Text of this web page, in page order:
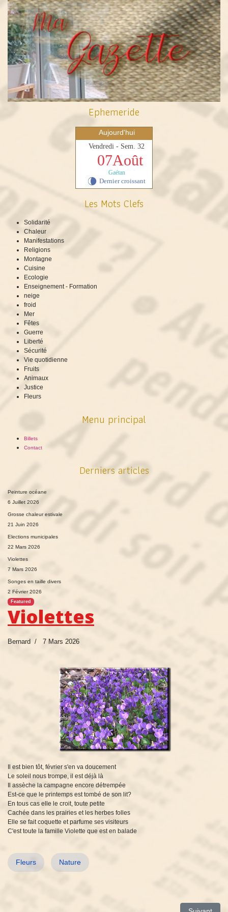
Ephemeride
Aujourd'hui
Vendredi - Sem. 32
07Août
Gaétan
V Dernier croissant
Les Mots Clefs
Solidarité
Chaleur
Manifestations
Religions
Montagne
Cuisine
Ecologie
Enseignement - Formation
neige
froid
Mer
Fêtes
Guerre
Liberté
Sécurité
Vie quotidienne
Fruits
Animaux
Justice
Fleurs
Menu principal
Billets
Contact
Derniers articles
Peinture océane
6 Juillet 2026
Grosse chaleur estivale
21 Juin 2026
Elections municipales
22 Mars 2026
Violettes
7 Mars 2026
Songes en taille divers
2 Février 2026
Featured
Violettes
Bernard 7 Mars 2026
Il est bien tôt, février s'en va doucement
Le soleil nous trompe, il est déjà là
Il assèche la campagne encore détrempée
Est-ce que le printemps est tombé de son lit?
En tous cas elle le croit, toute petite
Cachée dans les prairies et les herbes folles
Elle se fait coquette et parfume ses visiteurs
C'est toute la famille Violette que est en balade
Fleurs Nature
Article